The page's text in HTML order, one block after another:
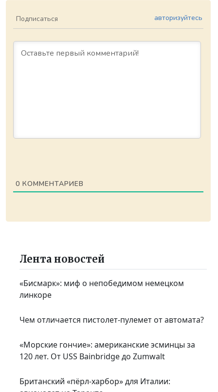
Подписаться авторизуйтесь
0 КОММЕНТАРИЕВ
Лента новостей
«Бисмарк»: миф о непобедимом немецком
линкоре
Чем отличается пистолет-пулемет от автомата?
«Морские гончие»: американские эсминцы за
120 лет. От USS Bainbridge до Zumwalt
Британский «пёрл-харбор» для Италии: